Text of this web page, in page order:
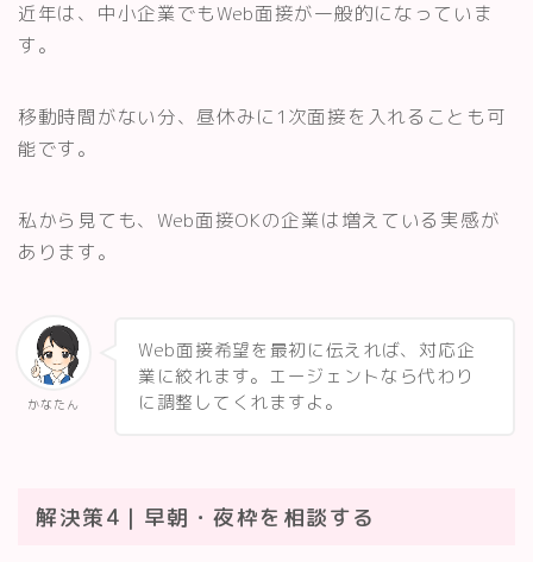
近年は、中小企業でもWeb面接が一般的になっていま
す。
移動時間がない分、昼休みに1次面接を入れることも可
能です。
私から見ても、Web面接OKの企業は増えている実感が
あります。
かなたん
Web面接希望を最初に伝えれば、対応企
業に絞れます。エージェントなら代わり
に調整してくれますよ。
解決策4｜早朝・夜枠を相談する